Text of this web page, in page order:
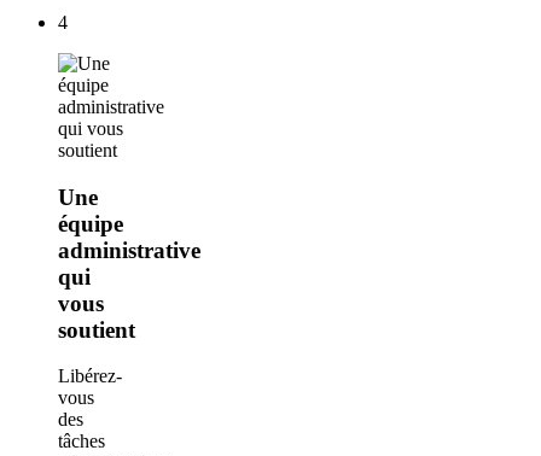
4
Une
équipe
administrative
qui
vous
soutient
Libérez-
vous
des
tâches